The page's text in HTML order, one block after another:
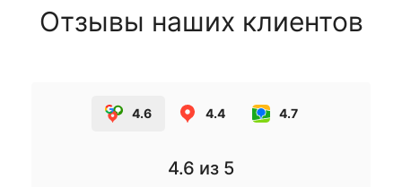
Отзывы наших клиентов
4.6 4.4 4.7
4.6 из 5